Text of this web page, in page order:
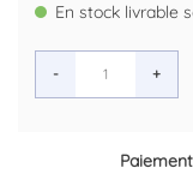
En stock livrable
- +